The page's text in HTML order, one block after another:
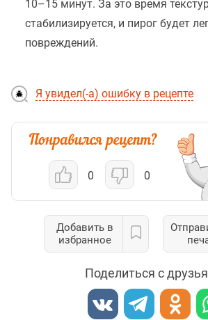
10–15 минут. За это время
стабилизируется, и пирог будет
повреждений.
Я увидел(-а) ошибку в рецепте
0 0
Добавить в
избранное
Поделиться с